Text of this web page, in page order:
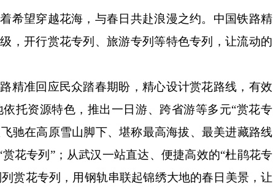
望穿越花海，与春日共赴浪漫之约。中国铁路精
，开行赏花专列、旅游专列等特色专列，让流动的
准回应民众踏春期盼，精心设计赏花路线，有效
托资源特色，推出一日游、跨省游等多元“赏花专
驰在高原雪山脚下、堪称最高海拔、最美进藏路线
花专列”；从武汉一站直达、便捷高效的“杜鹃花专
赏花专列，用钢轨串联起锦绣大地的春日美景，让